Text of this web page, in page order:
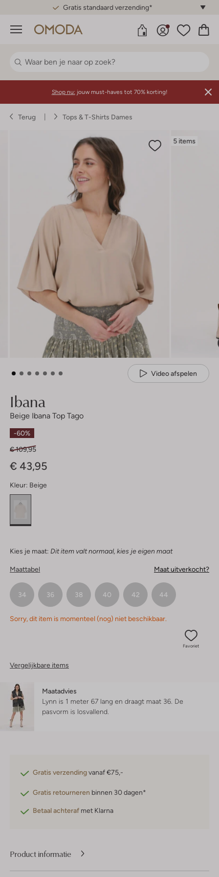
Gratis standaard verzending*
Menu
Shop nu: jouw must-haves tot 70% korting!
Terug Tops & T-Shirts Dames
5 items
Video afspelen
Ibana
Beige Ibana Top Tago
-60%
€ 109,95
€ 43,95
Kleur: Beige
Kies je maat: Dit item valt normaal, kies je eigen maat
Maattabel Maat uitverkocht?
34 36 38 40 42 44
Sorry, dit item is momenteel (nog) niet beschikbaar.
Favoriet
Vergelijkbare items
Maatadvies
Lynn is 1 meter 67 lang en draagt maat 36. De
pasvorm is losvallend
Gratis verzendingvanaf €75,-
Gratis retourneren binnen 30 dagen*
Betaal achteraf met Klarna
Product informatie